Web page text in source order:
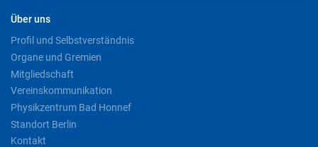
Über uns
Profil und Selbstverständnis
Organe und Gremien
Mitgliedschaft
Vereinskommunikation
Physikzentrum Bad Honnef
Standort Berlin
Kontakt